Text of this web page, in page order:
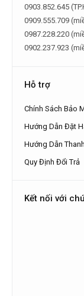
0903.852.645
0909.555.709
0987.228.220
0902.237.923
Hỗ trợ
Chính Sách Bảo
Hướng Dẫn Đặt
Hướng Dẫn
Quy Định Đổi Trả
Kết nối với